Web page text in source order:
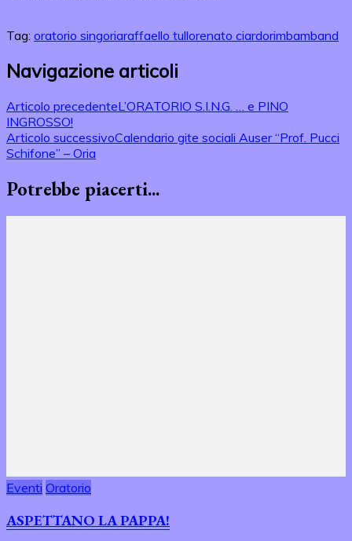
Tag: oratorio singoriaraffaello tullorenato ciardorimbamband
Navigazione articoli
Articolo precedenteL’ORATORIO S.I.N.G. … e PINO
INGROSSO!
Articolo successivoCalendario gite sociali Auser “Prof. Pucci
Schifone” – Oria
Potrebbe piacerti...
Eventi Oratorio
ASPETTANO LA PAPPA!